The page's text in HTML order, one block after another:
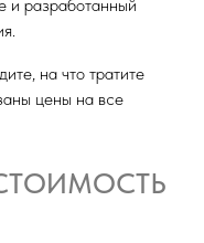
и разработанный
на что тратите
цены на все